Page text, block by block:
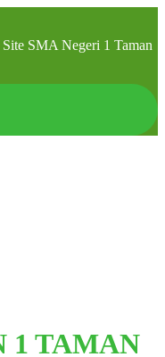
SMA Negeri 1 Taman
1 TAMAN